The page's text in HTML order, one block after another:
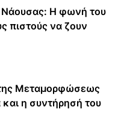
Νάουσας: Η φωνή του
πιστούς να ζουν
Μεταμορφώσεως
η συντήρησή του